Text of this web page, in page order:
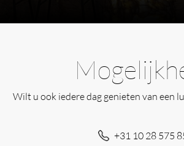
Wilt u ook iedere dag genieten van een
+31 10 28 575